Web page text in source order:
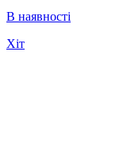
В наявності
Хіт